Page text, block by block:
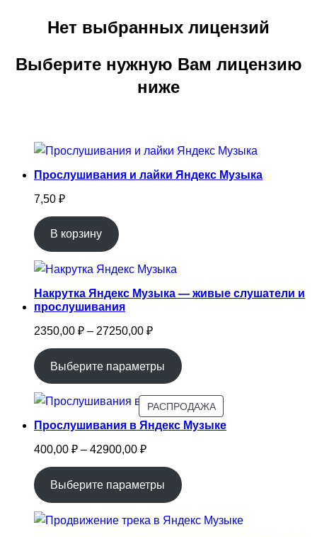
Нет выбранных лицензий
Выберите нужную Вам лицензию
ниже
Прослушивания и лайки Яндекс Музыка
7,50 ₽
В корзину
Накрутка Яндекс Музыка — живые слушатели и
прослушивания
2350,00 ₽ – 27250,00 ₽Диапазон
цен:
2350,00 ₽
–
27250,00 ₽
Выберите параметры
РАСПРОДАЖАПРОДАВАЕМЫЙ
ТОВАР
Прослушивания в Яндекс Музыке
400,00 ₽ – 42900,00 ₽Диапазон
цен:
400,00 ₽
–
42900,00 ₽
Выберите параметры